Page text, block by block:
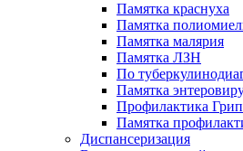
Памятка краснуха
Памятка
Памятка малярия
Памятка ЛЗН
По
Памятка
Профилактика
Памятка
Диспансеризация